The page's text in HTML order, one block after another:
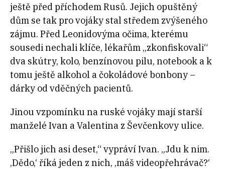
ještě před příchodem Rusů. Jejich opuštěný
dům se tak pro vojáky stal středem zvýšeného
zájmu. Před Leonidovýma očima, kterému
sousedi nechali klíče, lékařům „zkonfiskovali“
dva skútry, kolo, benzínovou pilu, notebook a k
tomu ještě alkohol a čokoládové bonbony –
dárky od vděčných pacientů.
Jinou vzpomínku na ruské vojáky mají starší
manželé Ivan a Valentina z Ševčenkovy ulice.
„Přišlo jich asi deset,“ vypráví Ivan. „Jdu k nim.
‚Dědo,‘ říká jeden z nich, ‚máš videopřehrávač?‘